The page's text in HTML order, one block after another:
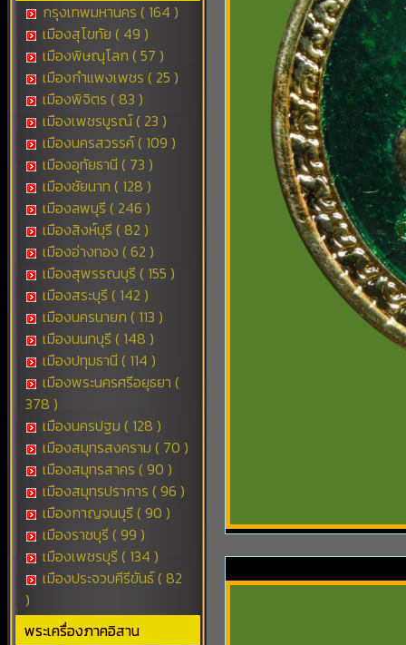
กรุงเทพมหานคร ( 164 )
เมืองสุโขทัย ( 49 )
เมืองพิษณุโลก ( 57 )
เมืองกำแพงเพชร ( 25 )
เมืองพิจิตร ( 83 )
เมืองเพชรบูรณ์ ( 23 )
เมืองนครสวรรค์ ( 109 )
เมืองอุทัยธานี ( 73 )
เมืองชัยนาท ( 128 )
เมืองลพบุรี ( 246 )
เมืองสิงห์บุรี ( 82 )
เมืองอ่างทอง ( 62 )
เมืองสุพรรณบุรี ( 155 )
เมืองสระบุรี ( 142 )
เมืองนครนายก ( 113 )
เมืองนนทบุรี ( 148 )
เมืองปทุมธานี ( 114 )
เมืองพระนครศรีอยุธยา (
378 )
เมืองนครปฐม ( 128 )
เมืองสมุทรสงคราม ( 70 )
เมืองสมุทรสาคร ( 90 )
เมืองสมุทรปราการ ( 96 )
เมืองกาญจนบุรี ( 90 )
เมืองราชบุรี ( 99 )
เมืองเพชรบุรี ( 134 )
เมืองประจวบคีรีขันธ์ ( 82
)
พระเครื่องภาคอิสาน